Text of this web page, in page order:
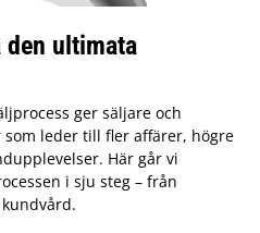
ultimata
ger säljare och
leder till fler affärer, högre
Här går vi
i sju steg – från